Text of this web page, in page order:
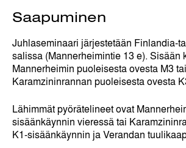
Saapuminen
Juhlaseminaari järjestetään Finlandia-
salissa (Mannerheimintie 13 e). Sisään
Mannerheimin puoleisesta ovesta M3 tai
Karamzininrannan puoleisesta ovesta
Lähimmät pyörätelineet ovat
sisäänkäynnin vieressä tai
K1-sisäänkäynnin ja Verandan